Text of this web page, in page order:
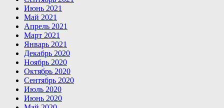
Июнь 2021
Май 2021
Апрель 2021
Март 2021
Январь 2021
Декабрь 2020
Ноябрь 2020
Октябрь 2020
Сентябрь 2020
Июль 2020
Июнь 2020